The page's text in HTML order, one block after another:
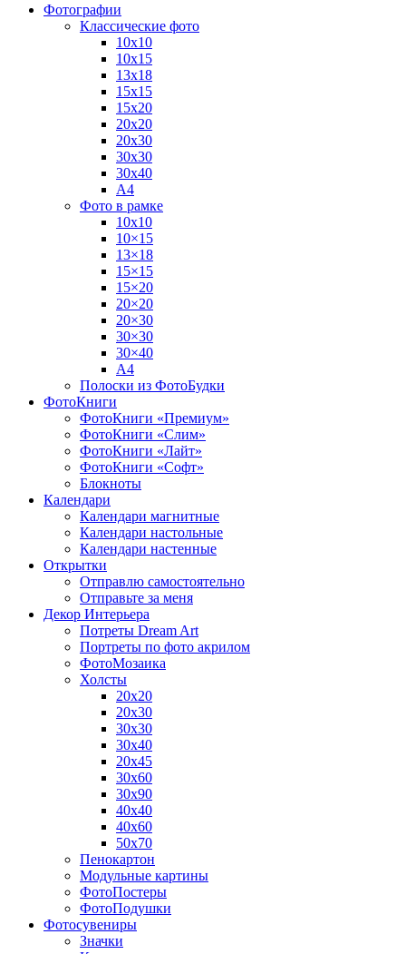
Фотографии
Классические фото
10х10
10х15
13х18
15х15
15х20
20х20
20х30
30х30
30х40
А4
Фото в рамке
10х10
10×15
13×18
15×15
15×20
20×20
20×30
30×30
30×40
A4
Полоски из ФотоБудки
ФотоКниги
ФотоКниги «Премиум»
ФотоКниги «Слим»
ФотоКниги «Лайт»
ФотоКниги «Софт»
Блокноты
Календари
Календари магнитные
Календари настольные
Календари настенные
Открытки
Отправлю самостоятельно
Отправьте за меня
Декор Интерьера
Потреты Dream Art
Портреты по фото акрилом
ФотоМозаика
Холсты
20х20
20х30
30х30
30х40
20х45
30х60
30х90
40х40
40х60
50х70
Пенокартон
Модульные картины
ФотоПостеры
ФотоПодушки
Фотоcувениры
Значки